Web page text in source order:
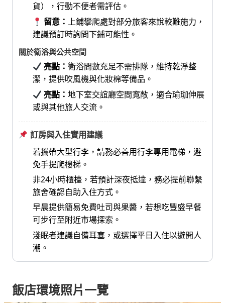
貨），行動不便者需評估。
留意： 上鋪攀爬處對部分旅客來說較難施力，
建議預訂時詢問下鋪可能性。
關於衛浴與公共空間
亮點：衛浴間數充足不需排隊，維持乾淨整
潔，提供吹風機與化妝棉等備品。
亮點：地下室交誼廳空間寬敞，適合瑜珈伸展
或與其他旅人交流。
訂房與入住實用建議
若攜帶大型行李，請務必善用行李專用電梯，避
免手提爬樓梯。
非24小時櫃檯，若預計深夜抵達，務必提前聯繫
旅舍確認自助入住方式。
早晨提供簡易免費吐司與果醬，若想吃豐盛早餐
可步行至附近市場探索。
淺眠者建議自備耳塞，或選擇平日入住以避開人
潮。
飯店環境照片一覽